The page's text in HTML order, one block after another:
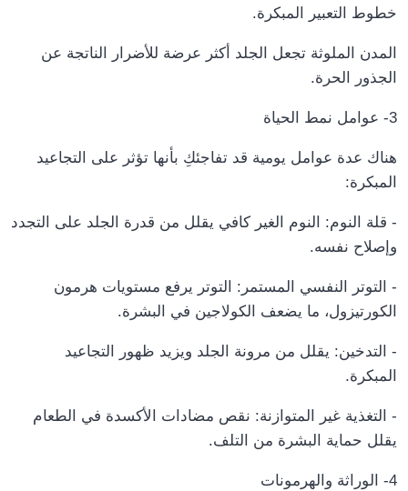
خطوط التعبير المبكرة.
المدن الملوثة تجعل الجلد أكثر عرضة للأضرار الناتجة عن
الجذور الحرة.
3- عوامل نمط الحياة
هناك عدة عوامل يومية قد تفاجئكِ بأنها تؤثر على التجاعيد
المبكرة:
- قلة النوم: النوم الغير كافي يقلل من قدرة الجلد على التجدد
وإصلاح نفسه.
- التوتر النفسي المستمر: التوتر يرفع مستويات هرمون
الكورتيزول، ما يضعف الكولاجين في البشرة.
- التدخين: يقلل من مرونة الجلد ويزيد ظهور التجاعيد
المبكرة.
- التغذية غير المتوازنة: نقص مضادات الأكسدة في الطعام
يقلل حماية البشرة من التلف.
4- الوراثة والهرمونات